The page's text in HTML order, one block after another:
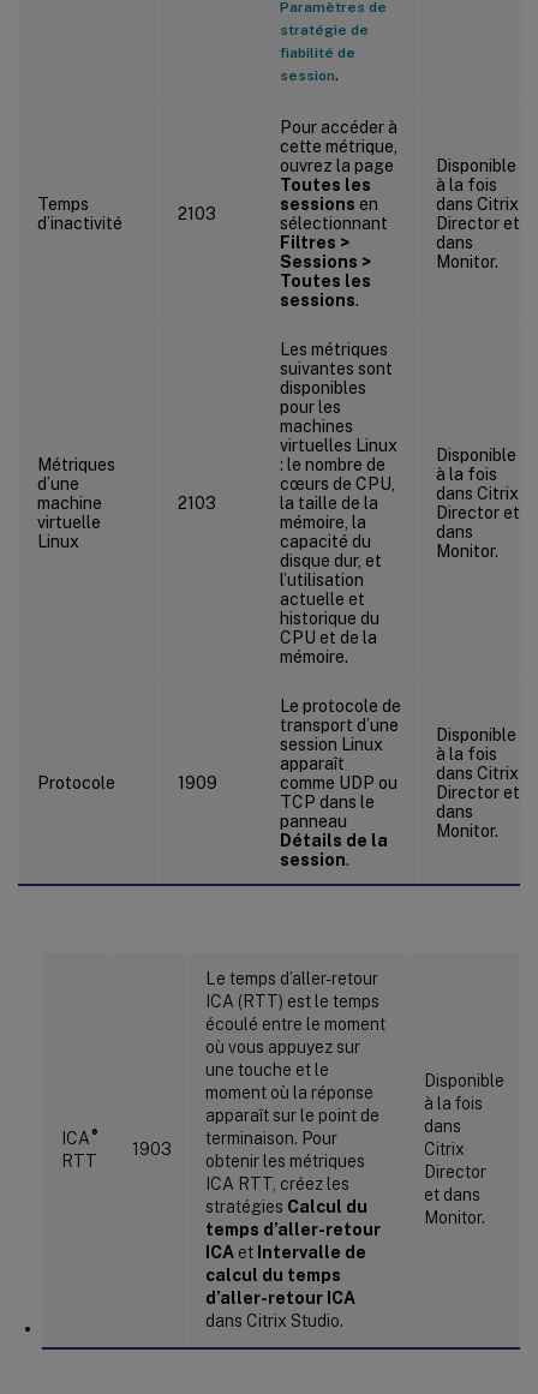
Paramètres de
stratégie de
fiabilité de
session.
Temps
d’inactivité
2103
Pour accéder à
cette métrique,
ouvrez la page
Toutes les
sessions en
sélectionnant
Filtres >
Sessions >
Toutes les
sessions.
Disponible
à la fois
dans Citrix
Director et
dans
Monitor.
Métriques
d’une
machine
virtuelle
Linux
2103
Les métriques
suivantes sont
disponibles
pour les
machines
virtuelles Linux
: le nombre de
cœurs de CPU,
la taille de la
mémoire, la
capacité du
disque dur, et
l’utilisation
actuelle et
historique du
CPU et de la
mémoire.
Disponible
à la fois
dans Citrix
Director et
dans
Monitor.
Protocole 1909
Le protocole de
transport d’une
session Linux
apparaît
comme UDP ou
TCP dans le
panneau
Détails de la
session.
Disponible
à la fois
dans Citrix
Director et
dans
Monitor.
ICA®
RTT
1903
Le temps d’aller-retour
ICA (RTT) est le temps
écoulé entre le moment
où vous appuyez sur
une touche et le
moment où la réponse
apparaît sur le point de
terminaison. Pour
obtenir les métriques
ICA RTT, créez les
stratégies Calcul du
temps d’aller-retour
ICA et Intervalle de
calcul du temps
d’aller-retour ICA
dans Citrix Studio.
Disponible
à la fois
dans
Citrix
Director
et dans
Monitor.